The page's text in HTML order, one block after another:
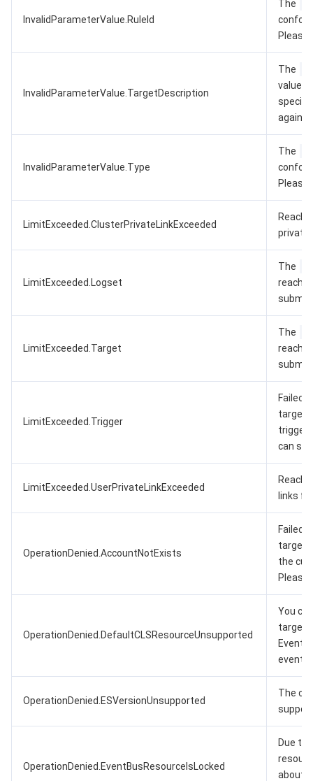
InvalidParameterValue.RuleId
The
Please
InvalidParameterValue.TargetDescription
The
value
again.
InvalidParameterValue.Type
The
Please
LimitExceeded.ClusterPrivateLinkExceeded
private
LimitExceeded.Logset
The
submit
LimitExceeded.Target
The
submit
LimitExceeded.Trigger
Failed
target,
can
LimitExceeded.UserPrivateLinkExceeded
links
OperationDenied.AccountNotExists
Failed
target,
the
Please
OperationDenied.DefaultCLSResourceUnsupported
You
target
event
OperationDenied.ESVersionUnsupported
The
OperationDenied.EventBusResourceIsLocked
Due to
about